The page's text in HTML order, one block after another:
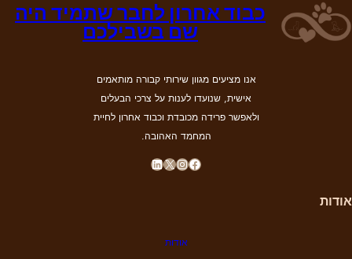
כבוד אחרון לחבר שתמיד היה
שם בשבילכם
אנו מציעים מגוון שירותי קבורה מותאמים
אישית, שנועדו לענות על צרכי הבעלים
ולאפשר פרידה מכובדת וכבוד אחרון לחיית
המחמד האהובה.
Facebook
Instagram
X
LinkedIn
אודות
אודות